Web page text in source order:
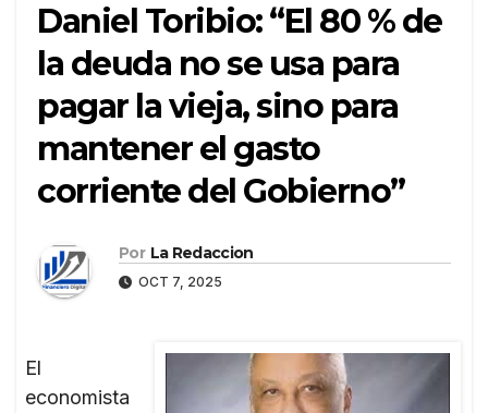
Daniel Toribio: “El 80 % de
la deuda no se usa para
pagar la vieja, sino para
mantener el gasto
corriente del Gobierno”
Por La Redaccion
OCT 7, 2025
El
economista